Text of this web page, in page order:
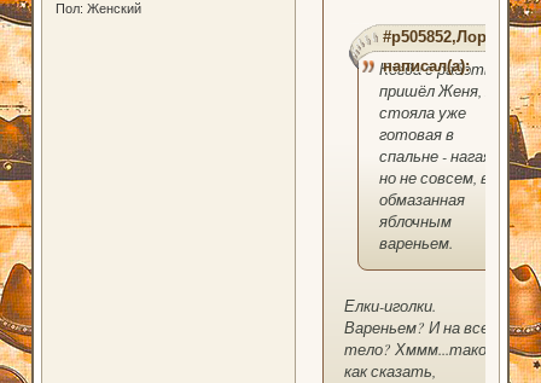
Пол: Женский
#p505852,Лориэль
написал(а):
Когда с работы
пришёл Женя, я
стояла уже
готовая в
спальне - нагая,
но не совсем, вся
обмазанная
яблочным
вареньем.
Елки-иголки.
Вареньем? И на все
тело? Хммм...такое
как сказать,